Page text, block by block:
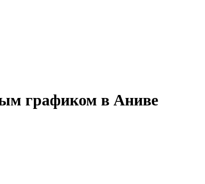
графиком в Аниве